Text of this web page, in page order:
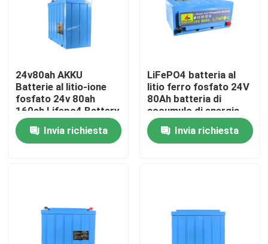
Chi siamo
Fatory Tour
Controllo di qualità
Contattaci
Batteria dello ione LiFePO4 del litio
24v80ah AKKU
Batterie al litio-ione
fosfato 24v 80ah
160ah Lifepo4 Battery
Pack
Invia richiesta
LiFePO4 batteria al
litio ferro fosfato 24V
80Ah batteria di
accumulo di energia
Invia richiesta